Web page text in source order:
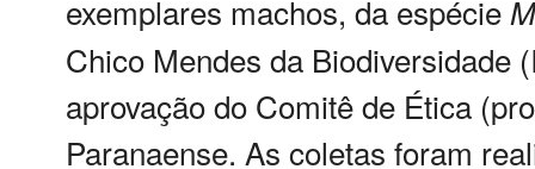
exemplares machos, da espécie
Chico Mendes da Biodiversidade
aprovação do Comitê de Ética
Paranaense. As coletas foram